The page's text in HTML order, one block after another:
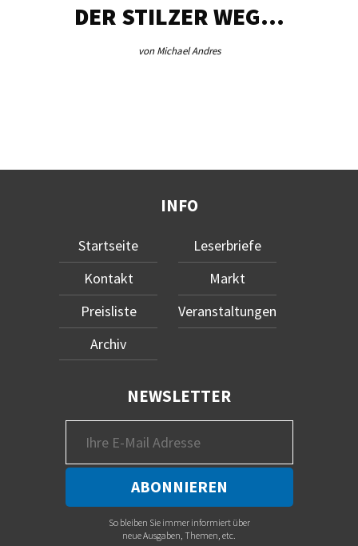
DER STILZER WEG…
von Michael Andres
INFO
Startseite
Kontakt
Preisliste
Archiv
Leserbriefe
Markt
Veranstaltungen
NEWSLETTER
So bleiben Sie immer informiert über
neue Ausgaben, Themen, etc.